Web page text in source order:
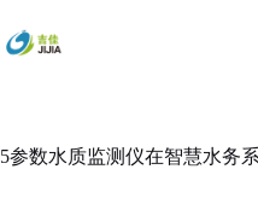
过
内
5参数水质监测仪在智慧水务